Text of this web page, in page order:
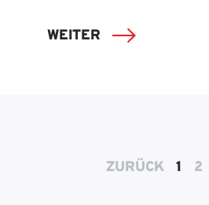
WEITER
ZURÜCK 1 2